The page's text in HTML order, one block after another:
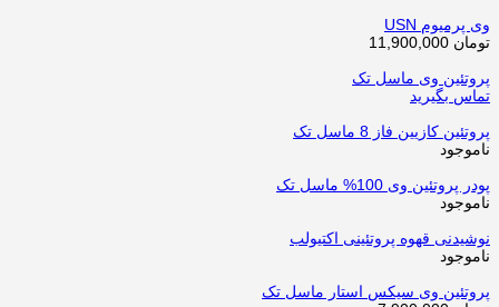
وی پرمیوم USN
تومان
پروتئین وی ماسل تک
تماس بگیرید
پروتئین کازیین فاز 8 ماسل تک
ناموجود
پودر پروتئین وی 100% ماسل تک
ناموجود
نوشیدنی قهوه پروتئینی اکتیولب
ناموجود
پروتئین وی سیکس استار ماسل تک